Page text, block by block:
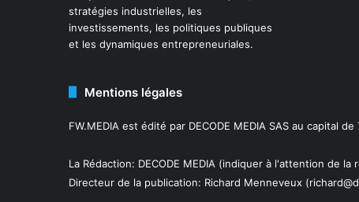
stratégies industrielles, les
investissements, les politiques publiques
et les dynamiques entrepreneuriales.
Mentions légales
FW.MEDIA est édité par DECODE MEDIA SAS au capital
La Rédaction: DECODE MEDIA (indiquer à l'attention de
Directeur de la publication: Richard Menneveux